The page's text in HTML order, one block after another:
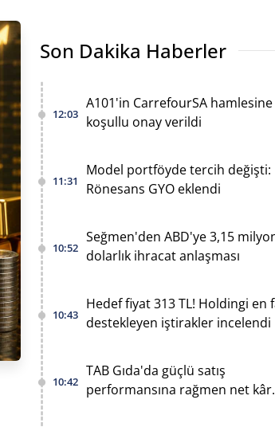
Son Dakika Haberler
12:03
A101'in CarrefourSA hamlesine
koşullu onay verildi
11:31
Model portföyde tercih değişti:
Rönesans GYO eklendi
10:52
Seğmen'den ABD'ye 3,15
dolarlık ihracat anlaşması
10:43
Hedef fiyat 313 TL! Holdingi en
destekleyen iştirakler incelendi
10:42
TAB Gıda'da güçlü satış
performansına rağmen net kâr